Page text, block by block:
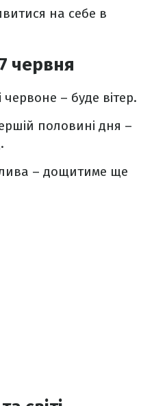
на себе в
червня
– буде вітер.
половині дня –
– дощитиме ще